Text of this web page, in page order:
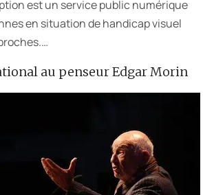
au penseur Edgar Morin
est un service public numérique
en situation de handicap visuel